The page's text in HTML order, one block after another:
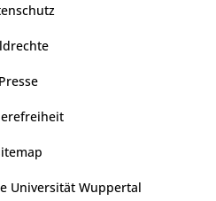
Presse
Universität Wuppertal